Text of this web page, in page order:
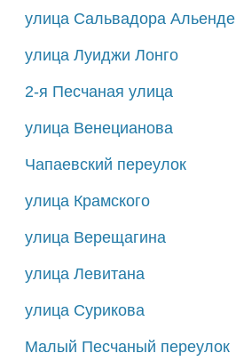
улица Сальвадора Альенде
улица Луиджи Лонго
2-я Песчаная улица
улица Венецианова
Чапаевский переулок
улица Крамского
улица Верещагина
улица Левитана
улица Сурикова
Малый Песчаный переулок